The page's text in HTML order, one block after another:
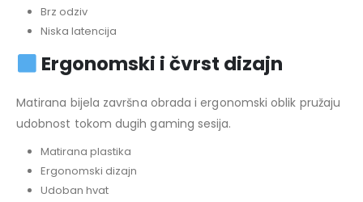
Brz odziv
Niska latencija
Ergonomski i čvrst dizajn
Matirana bijela završna obrada i ergonomski oblik pružaju
udobnost tokom dugih gaming sesija.
Matirana plastika
Ergonomski dizajn
Udoban hvat